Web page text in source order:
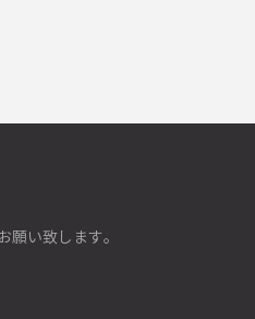
願い致します。